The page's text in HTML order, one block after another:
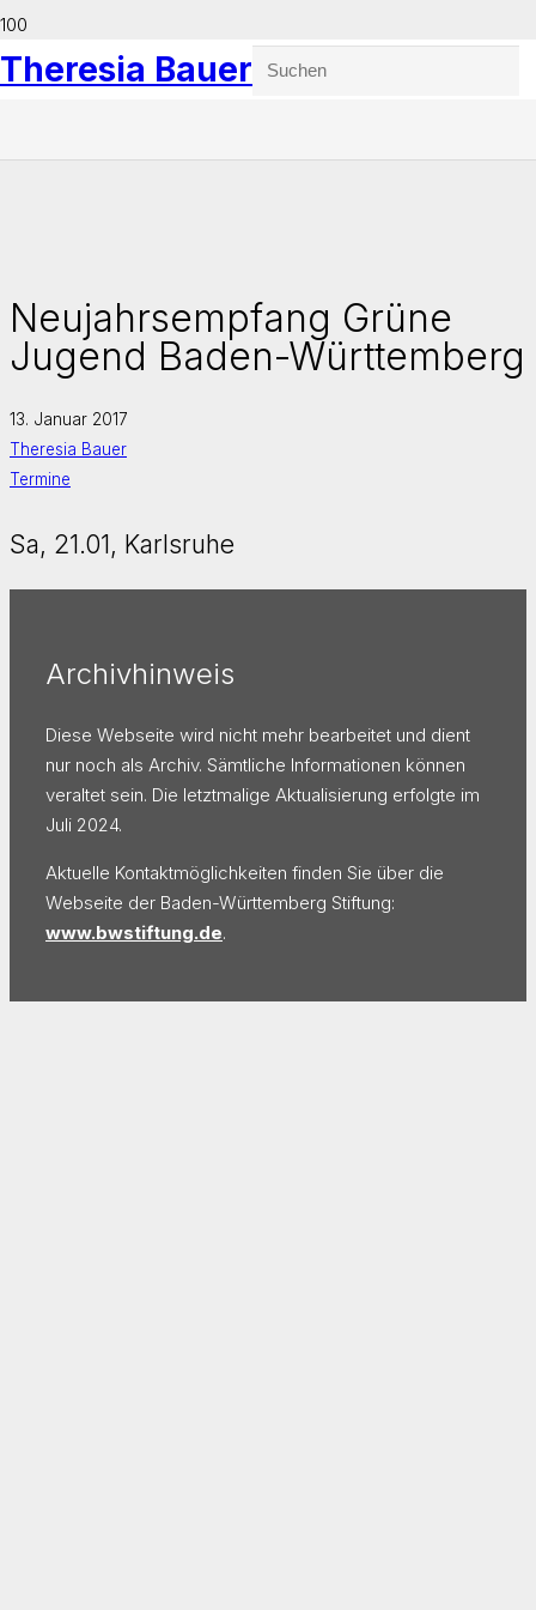
Theresia Bauer
Neujahrsempfang Grüne
Jugend Baden-Württemberg
13. Januar 2017
Theresia Bauer
Termine
Sa, 21.01, Karlsruhe
Archivhinweis
Diese Webseite wird nicht mehr bearbeitet und dient
nur noch als Archiv. Sämtliche Informationen können
veraltet sein. Die letztmalige Aktualisierung erfolgte im
Juli 2024.
Aktuelle Kontaktmöglichkeiten finden Sie über die
Webseite der Baden-Württemberg Stiftung:
www.bwstiftung.de.